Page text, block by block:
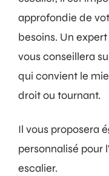
approfondie de
besoins. Un
vous conseillera
qui convient le
droit ou tournant.
Il vous proposera
personnalisé
escalier.